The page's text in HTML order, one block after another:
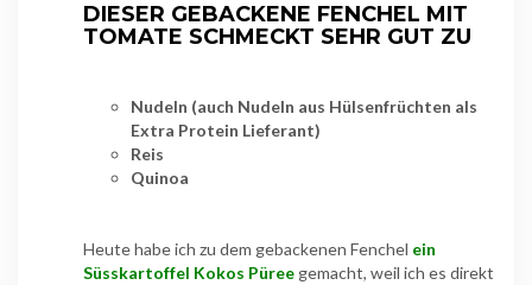
DIESER GEBACKENE FENCHEL MIT
TOMATE SCHMECKT SEHR GUT ZU
Nudeln (auch Nudeln aus Hülsenfrüchten als
Extra Protein Lieferant)
Reis
Quinoa
Heute habe ich zu dem gebackenen Fenchel ein
Süsskartoffel Kokos Püree gemacht, weil ich es direkt